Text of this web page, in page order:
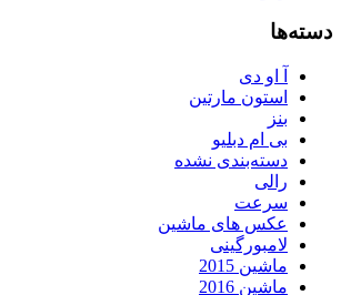
دسته‌ها
آ او دی
استون مارتین
بنز
بی ام دبلیو
دسته‌بندی نشده
رالی
سرعت
عکس های ماشین
لامبورگینی
ماشین 2015
ماشین 2016